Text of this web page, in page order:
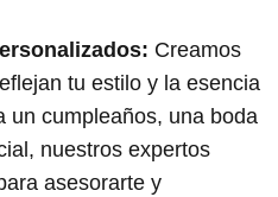
Creamos
tu estilo y la esencia
un cumpleaños, una boda
nuestros expertos
asesorarte y